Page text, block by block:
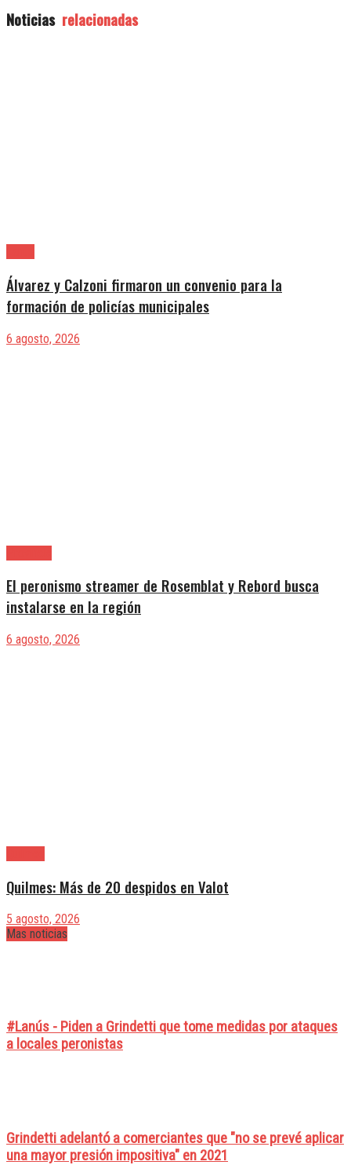
Noticias relacionadas
Álvarez y Calzoni firmaron un convenio para la
formación de policías municipales
6 agosto, 2026
El peronismo streamer de Rosemblat y Rebord busca
instalarse en la región
6 agosto, 2026
Quilmes: Más de 20 despidos en Valot
5 agosto, 2026
Mas noticias
#Lanús - Piden a Grindetti que tome medidas por ataques
a locales peronistas
Grindetti adelantó a comerciantes que "no se prevé aplicar
una mayor presión impositiva" en 2021